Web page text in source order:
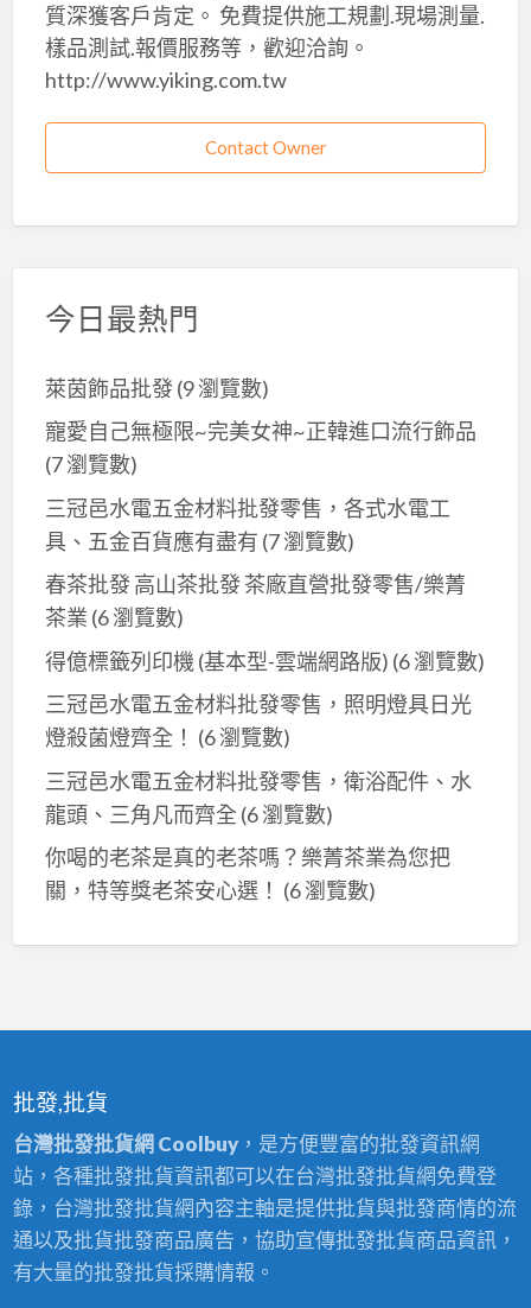
質深獲客戶肯定。 免費提供施工規劃.現場測量.
樣品測試.報價服務等，歡迎洽詢。
http://www.yiking.com.tw
Contact Owner
今日最熱門
萊茵飾品批發(9 瀏覽數)
寵愛自己無極限~完美女神~正韓進口流行飾品
(7 瀏覽數)
三冠邑水電五金材料批發零售，各式水電工
具、五金百貨應有盡有 (7 瀏覽數)
春茶批發 高山茶批發 茶廠直營批發零售/樂菁
茶業 (6 瀏覽數)
得億標籤列印機 (基本型-雲端網路版) (6 瀏覽數)
三冠邑水電五金材料批發零售，照明燈具日光
燈殺菌燈齊全！ (6 瀏覽數)
三冠邑水電五金材料批發零售，衛浴配件、水
龍頭、三角凡而齊全 (6 瀏覽數)
你喝的老茶是真的老茶嗎？樂菁茶業為您把
關，特等獎老茶安心選！ (6 瀏覽數)
批發,批貨
台灣批發批貨網 Coolbuy，是方便豐富的批發資訊網
站，各種批發批貨資訊都可以在台灣批發批貨網免費登
錄，台灣批發批貨網內容主軸是提供批貨與批發商情的流
通以及批貨批發商品廣告，協助宣傳批發批貨商品資訊，
有大量的批發批貨採購情報。